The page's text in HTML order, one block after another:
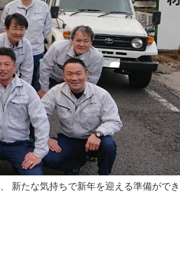
新たな気持ちで新年を迎える準備ができ